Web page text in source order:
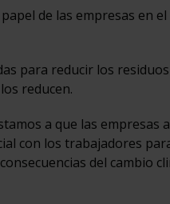
de las empresas en
para reducir los
reducen.
a que las empresas
con los trabajadores
del cambio